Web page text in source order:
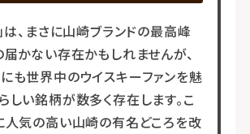
は、まさに山崎ブランドの最高峰
届かない存在かもしれませんが、
も世界中のウイスキーファンを魅
しい銘柄が数多く存在します。こ
人気の高い山崎の有名どころを改